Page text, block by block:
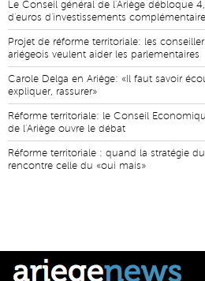
Le Conseil général de l'Ariège débloque
d'euros d'investissements
Projet de réforme territoriale: les
ariégeois veulent aider les parlementaires
Carole Delga en Ariège: «Il faut savoir
expliquer, rassurer»
Réforme territoriale: le Conseil
de l'Ariège ouvre le débat
Réforme territoriale : quand la stratégie
rencontre celle du «oui mais»